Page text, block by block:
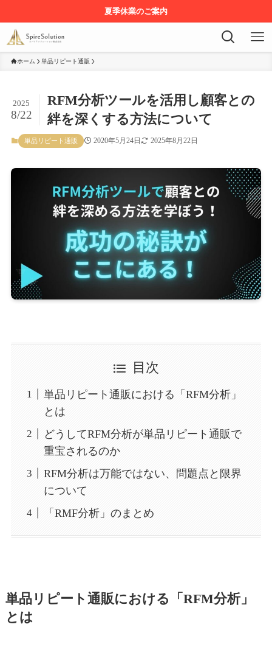
夏季休業のご案内
ホーム 単品リピート通販
RFM分析ツールを活用し顧客との
絆を深くする方法について
2025
8/22
単品リピート通販 2020年5月24日 2025年8月22日
目次
単品リピート通販における「RFM分析」
とは
どうしてRFM分析が単品リピート通販で
重宝されるのか
RFM分析は万能ではない、問題点と限界
について
「RMF分析」のまとめ
単品リピート通販における「RFM分析」
とは